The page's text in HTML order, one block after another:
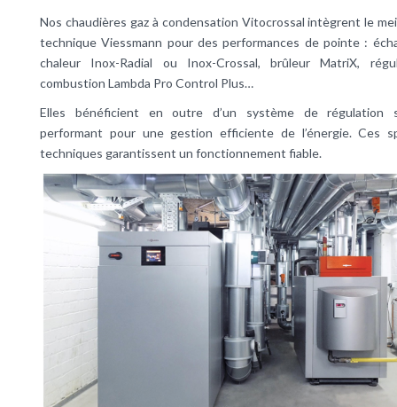
Nos chaudières gaz à condensation Vitocrossal intègrent le
technique Viessmann pour des performances de pointe :
chaleur Inox-Radial ou Inox-Crossal, brûleur MatriX,
combustion Lambda Pro Control Plus…
Elles bénéficient en outre d’un système de régulation
performant pour une gestion efficiente de l’énergie. Ces
techniques garantissent un fonctionnement fiable.